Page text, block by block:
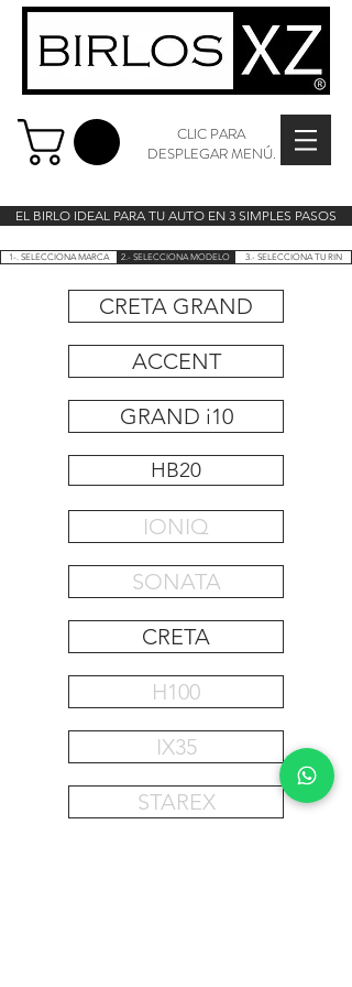
CLIC PARA
DESPLEGAR MENÚ.
EL BIRLO IDEAL PARA TU AUTO EN 3 SIMPLES PASOS
1-. SELECCIONA MARCA 2.- SELECCIONA MODELO 3.- SELECCIONA TU RIN
CRETA GRAND
ACCENT
GRAND i10
HB20
IONIQ
SONATA
CRETA
H100
IX35
STAREX